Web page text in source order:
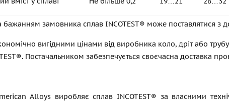
бажанням замовника сплав INCOTEST® може поставлятися з
вигідними цінами від виробника коло, дріт або
Постачальником забезпечується своєчасна доставка
Alloys виробляє сплав INCOTEST® за власними